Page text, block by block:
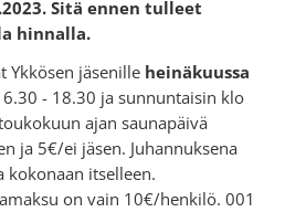
Sitä ennen tulleet
hinnalla.
Ykkösen jäsenille heinäkuussa
- 18.30 ja sunnuntaisin klo
ajan saunapäivä
ja 5€/ei jäsen. Juhannuksena
kokonaan itselleen.
on vain 10€/henkilö. 001